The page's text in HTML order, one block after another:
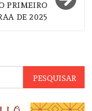
PRIMEIRO
DE 2025